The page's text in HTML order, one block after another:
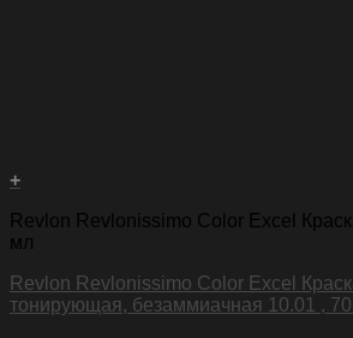
+
Revlon Revlonissimo Color Excel
мл
Revlon Revlonissimo Color Excel
тонирующая, безаммиачная 10.01 ,